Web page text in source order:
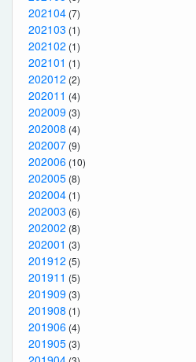
202104 (7)
202103 (1)
202102 (1)
202101 (1)
202012 (2)
202011 (4)
202009 (3)
202008 (4)
202007 (9)
202006 (10)
202005 (8)
202004 (1)
202003 (6)
202002 (8)
202001 (3)
201912 (5)
201911 (5)
201909 (3)
201908 (1)
201906 (4)
201905 (3)